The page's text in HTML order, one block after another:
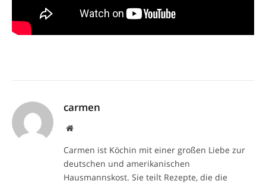
carmen
Website
Carmen ist Köchin mit einer großen Liebe zur
deutschen und amerikanischen
Hausmannskost. Sie teilt Rezepte, die die